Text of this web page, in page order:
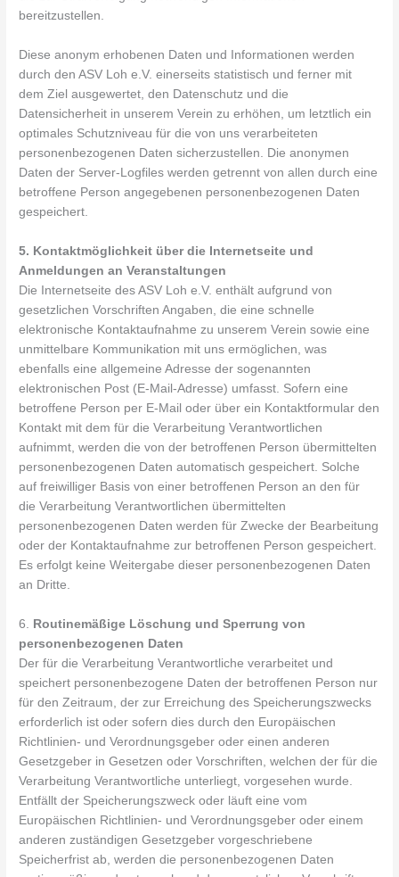
bereitzustellen.
Diese anonym erhobenen Daten und Informationen werden
durch den ASV Loh e.V. einerseits statistisch und ferner mit
dem Ziel ausgewertet, den Datenschutz und die
Datensicherheit in unserem Verein zu erhöhen, um letztlich ein
optimales Schutzniveau für die von uns verarbeiteten
personenbezogenen Daten sicherzustellen. Die anonymen
Daten der Server-Logfiles werden getrennt von allen durch eine
betroffene Person angegebenen personenbezogenen Daten
gespeichert.
5. Kontaktmöglichkeit über die Internetseite und
Anmeldungen an Veranstaltungen
Die Internetseite des ASV Loh e.V. enthält aufgrund von
gesetzlichen Vorschriften Angaben, die eine schnelle
elektronische Kontaktaufnahme zu unserem Verein sowie eine
unmittelbare Kommunikation mit uns ermöglichen, was
ebenfalls eine allgemeine Adresse der sogenannten
elektronischen Post (E-Mail-Adresse) umfasst. Sofern eine
betroffene Person per E-Mail oder über ein Kontaktformular den
Kontakt mit dem für die Verarbeitung Verantwortlichen
aufnimmt, werden die von der betroffenen Person übermittelten
personenbezogenen Daten automatisch gespeichert. Solche
auf freiwilliger Basis von einer betroffenen Person an den für
die Verarbeitung Verantwortlichen übermittelten
personenbezogenen Daten werden für Zwecke der Bearbeitung
oder der Kontaktaufnahme zur betroffenen Person gespeichert.
Es erfolgt keine Weitergabe dieser personenbezogenen Daten
an Dritte.
6.
Routinemäßige Löschung und Sperrung von
personenbezogenen Daten
Der für die Verarbeitung Verantwortliche verarbeitet und
speichert personenbezogene Daten der betroffenen Person nur
für den Zeitraum, der zur Erreichung des Speicherungszwecks
erforderlich ist oder sofern dies durch den Europäischen
Richtlinien- und Verordnungsgeber oder einen anderen
Gesetzgeber in Gesetzen oder Vorschriften, welchen der für die
Verarbeitung Verantwortliche unterliegt, vorgesehen wurde.
Entfällt der Speicherungszweck oder läuft eine vom
Europäischen Richtlinien- und Verordnungsgeber oder einem
anderen zuständigen Gesetzgeber vorgeschriebene
Speicherfrist ab, werden die personenbezogenen Daten